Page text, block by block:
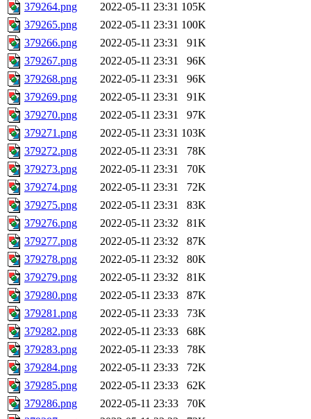
379264.png
2022-05-11 23:31 105K
379265.png
2022-05-11 23:31 100K
379266.png
2022-05-11 23:31
91K
379267.png
2022-05-11 23:31
96K
379268.png
2022-05-11 23:31
96K
379269.png
2022-05-11 23:31
91K
379270.png
2022-05-11 23:31
97K
379271.png
2022-05-11 23:31 103K
379272.png
2022-05-11 23:31
78K
379273.png
2022-05-11 23:31
70K
379274.png
2022-05-11 23:31
72K
379275.png
2022-05-11 23:31
83K
379276.png
2022-05-11 23:32
81K
379277.png
2022-05-11 23:32
87K
379278.png
2022-05-11 23:32
80K
379279.png
2022-05-11 23:32
81K
379280.png
2022-05-11 23:33
87K
379281.png
2022-05-11 23:33
73K
379282.png
2022-05-11 23:33
68K
379283.png
2022-05-11 23:33
78K
379284.png
2022-05-11 23:33
72K
379285.png
2022-05-11 23:33
62K
379286.png
2022-05-11 23:33
70K